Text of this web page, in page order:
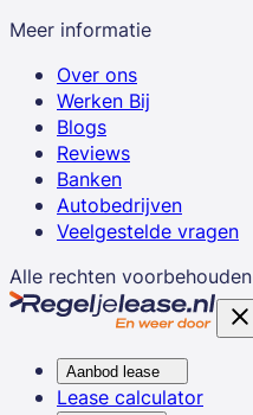
Meer informatie
Over ons
Werken Bij
Blogs
Reviews
Banken
Autobedrijven
Veelgestelde vragen
Alle rechten voorbehouden
Aanbod lease
Lease calculator